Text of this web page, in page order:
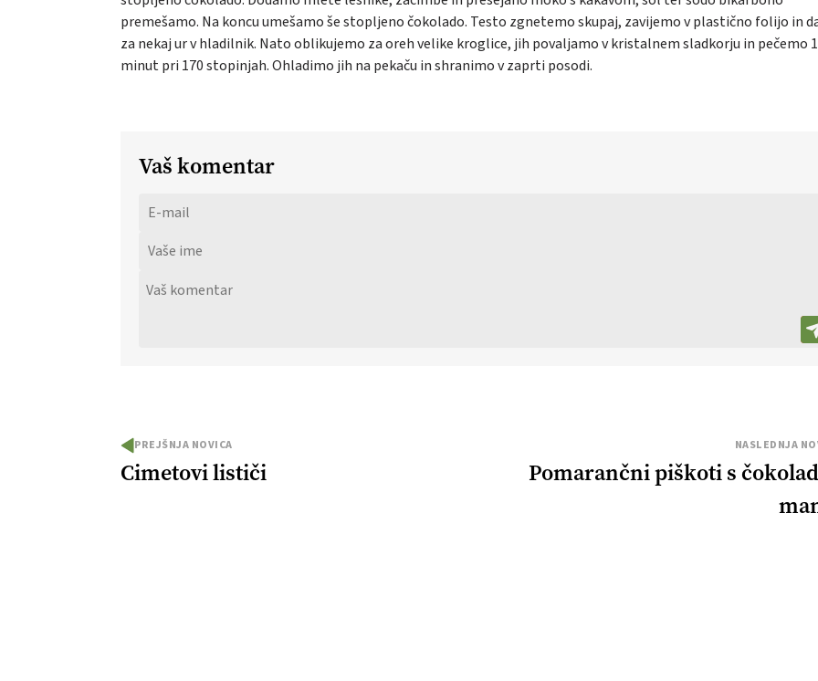
premešamo. Na koncu umešamo še stopljeno čokolado. Testo zgnetemo skupaj, zavijemo v plastično folijo in
za nekaj ur v hladilnik. Nato oblikujemo za oreh velike kroglice, jih povaljamo v kristalnem sladkorju in pečemo
minut pri 170 stopinjah. Ohladimo jih na pekaču in shranimo v zaprti posodi.
Vaš komentar
PREJŠNJA NOVICA
Cimetovi lističi
NASLEDNJA
Pomarančni piškoti s